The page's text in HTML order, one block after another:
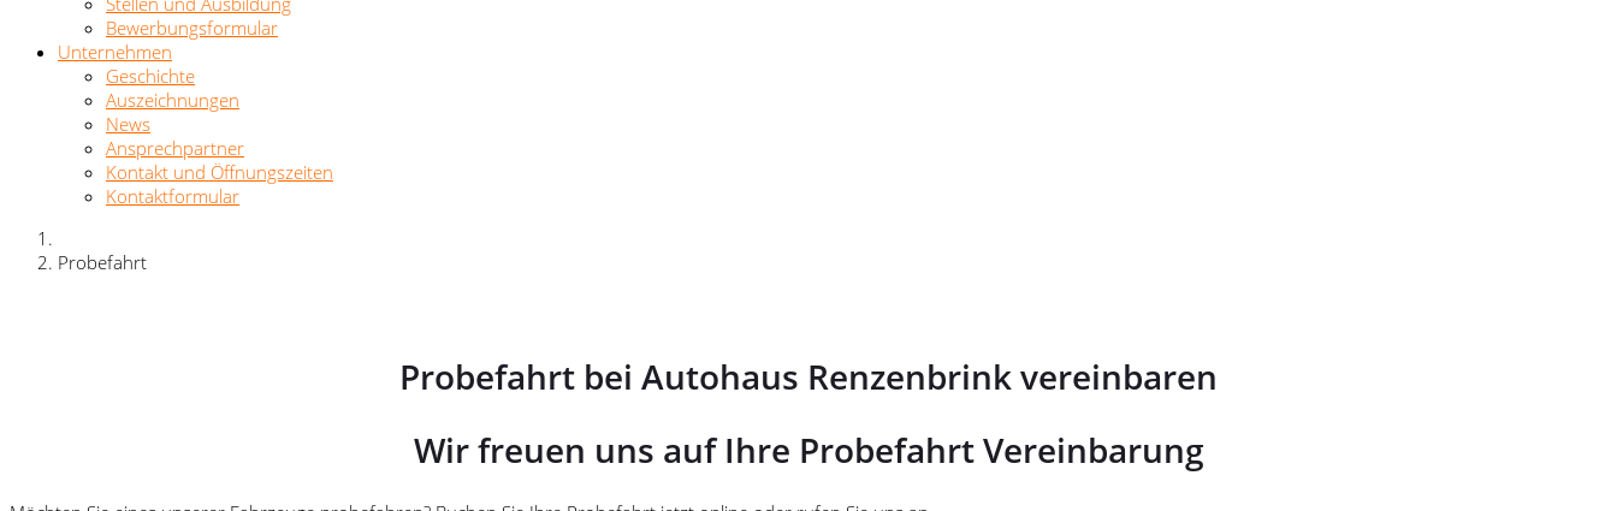
Bewerbungsformular
Unternehmen
Geschichte
Auszeichnungen
News
Ansprechpartner
Kontakt und Öffnungszeiten
Kontaktformular
Probefahrt
Probefahrt bei Autohaus Renzenbrink vereinbaren
Wir freuen uns auf Ihre Probefahrt Vereinbarung